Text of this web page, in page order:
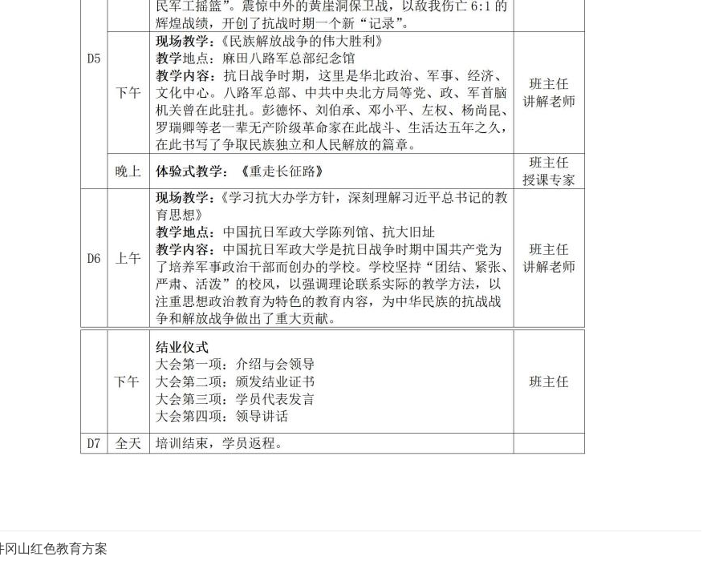
冈山红色教育方案